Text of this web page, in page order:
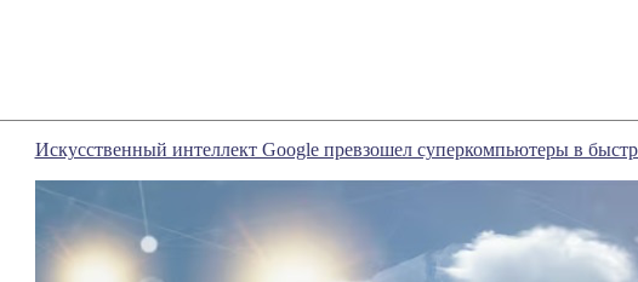
Искусственный интеллект Google превзошел суперкомпьютеры в